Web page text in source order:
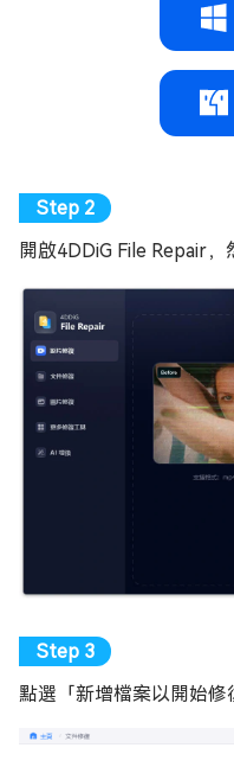
開啟4DDiG File Repair，
點選「新增檔案以開始修